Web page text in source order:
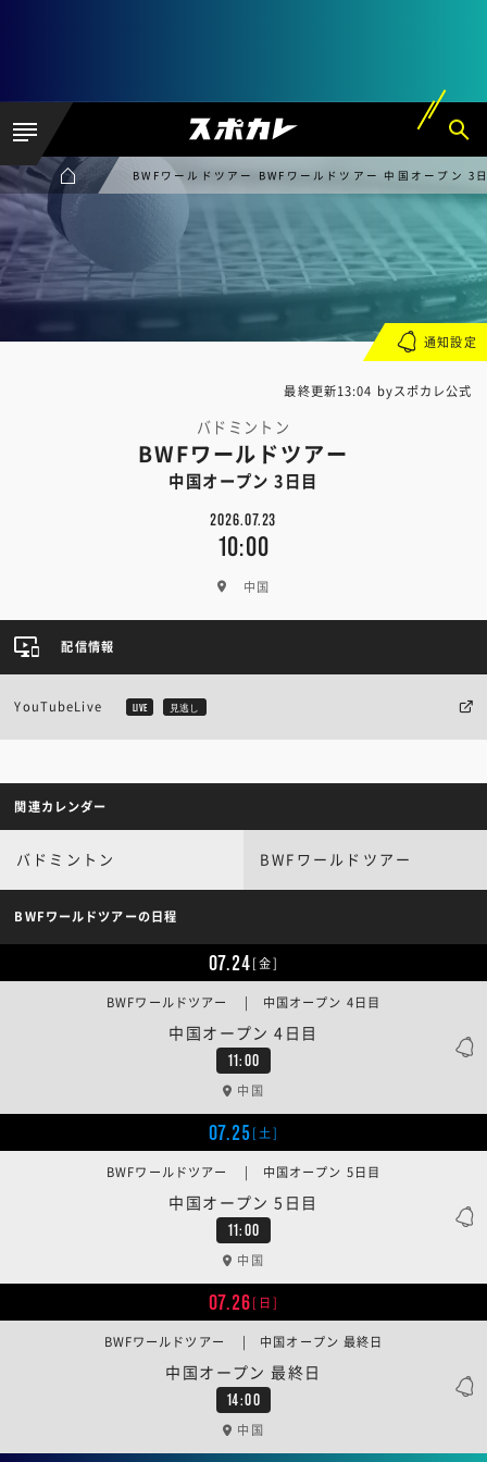
BWFワールドツアー BWFワールドツアー 中国オープン 3
最終更新13:04 byスポカレ公式
バドミントン
BWFワールドツアー
中国オープン 3日目
2026.07.23
10:00
中国
通知設定
配信情報
YouTubeLive LIVE 見逃し
関連カレンダー
バドミントン BWFワールドツアー
BWFワールドツアーの日程
07.24[金]
11:00
中国オープン 4日目
BWFワールドツアー | 中国オープン 4日目
中国
07.25[土]
11:00
中国オープン 5日目
BWFワールドツアー | 中国オープン 5日目
中国
07.26[日]
14:00
中国オープン 最終日
BWFワールドツアー | 中国オープン 最終日
中国